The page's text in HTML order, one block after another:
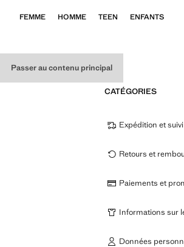
Passer au contenu principal
FEMME HOMME TEEN ENFANTS
CATÉGORIES
Expédition et
Retours et
Paiements et
Informations sur
Données